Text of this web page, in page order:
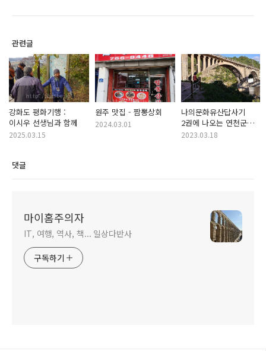
관련글
강화도 평화기행 :
이시우 선생님과 함께
2025.03.15
원주 맛집 - 짬뽕상회
2024.03.01
나의문화유산답사기
2권에 나오는 연천군
승일교
2023.03.18
댓글
마이홈주의자
IT, 여행, 역사, 책... 일상다반사
구독하기